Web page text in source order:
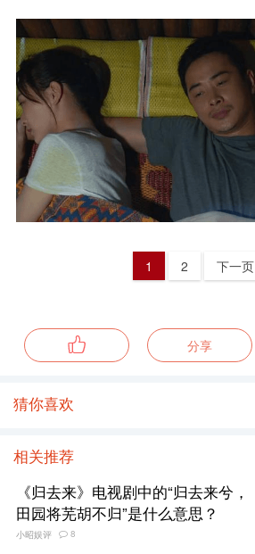
1 2 下一页
分享
猜你喜欢
相关推荐
《归去来》电视剧中的“归去来兮，
田园将芜胡不归”是什么意思？
小昭娱评 8